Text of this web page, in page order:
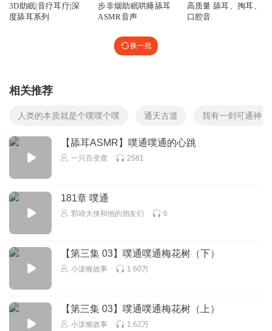
3D助眠|音疗耳疗|深
度舔耳系列
步非烟助眠哄睡舔耳
ASMR音声
高质量 舔耳、掏耳、
口腔音
换一批
相关推荐
人类的本质就是个噗噗个噗 通天古道 我有一剑可通神
【舔耳ASMR】噗通噗通的心跳
一只百变鹿 2581
181章 噗通
郭靖大侠和他的朋友们 6
【第三集 03】噗通噗通梅花树（下）
小泼猴故事 1.60万
【第三集 03】噗通噗通梅花树（上）
小泼猴故事 1.62万